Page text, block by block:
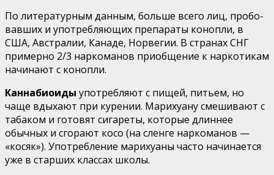
По литературным данным, больше всего лиц, пробо­
вавших и употребляющих препараты конопли, в
США, Австралии, Канаде, Норвегии. В странах СНГ
примерно 2/3 наркоманов приобщение к наркотикам
начинают с ко­нопли.
Каннабиоиды употребляют с пищей, питьем, но
чаще вдыхают при курении. Марихуану смешивают с
табаком и готовят сигареты, которые длиннее
обычных и сгорают косо (на сленге наркоманов —
«косяк»). Употребление марихуа­ны часто начинается
уже в старших классах школы.